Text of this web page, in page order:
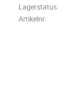
Lagerstatus
Artikelnr